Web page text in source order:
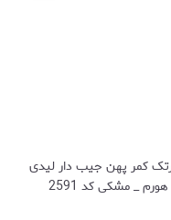
کمر پهن جیب دار لیدی
هورم _ مشکی کد 2591